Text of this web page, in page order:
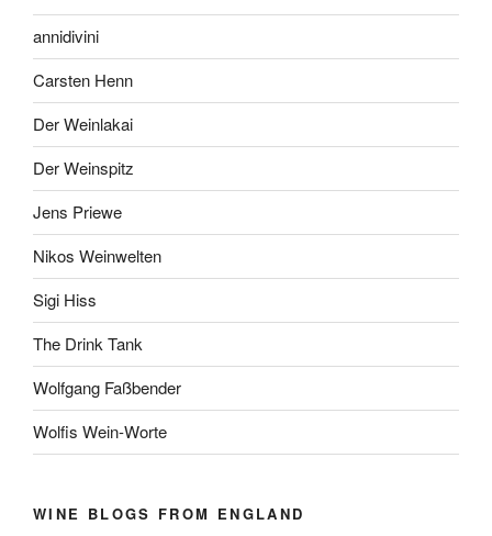
annidivini
Carsten Henn
Der Weinlakai
Der Weinspitz
Jens Priewe
Nikos Weinwelten
Sigi Hiss
The Drink Tank
Wolfgang Faßbender
Wolfis Wein-Worte
WINE BLOGS FROM ENGLAND